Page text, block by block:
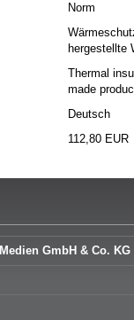
Norm
hergestellte
Thermal
made
Deutsch
112,80 EUR
GmbH & Co. KG